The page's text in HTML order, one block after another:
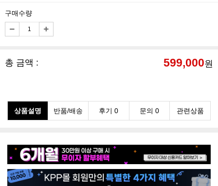
구매수량
총 금액 : 599,000원
상품설명 반품/배송 후기 0 문의 0 관련상품